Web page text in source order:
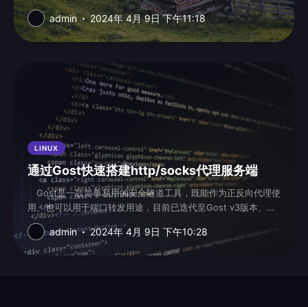
openldap-devel pa...
admin 2024年 4月 9日 下午11:18
LINUX
通过Gost快速搭建http/socks代理服务端
Gost是一款简单易用的安全隧道工具，既能作为正反向代理使
用、也可以用于端口转发用途，目前已迭代至Gost v3版本、虽
尚未正式发布、但已可提前...
admin 2024年 4月 9日 下午10:28